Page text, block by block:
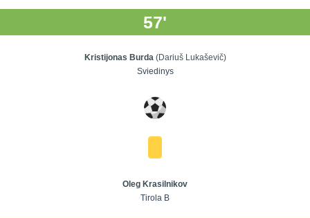
57'
Kristijonas Burda (Dariuš Lukaševič)
Sviedinys
Oleg Krasilnikov
Tirola B